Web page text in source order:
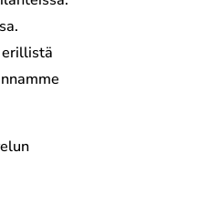
erillistä